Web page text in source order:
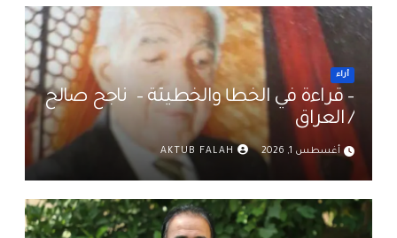
أراء
– قراءة في الخطأ والخطيئة – ناجح صالح
/ العراق
أغسطس 1, 2026 AKTUB FALAH